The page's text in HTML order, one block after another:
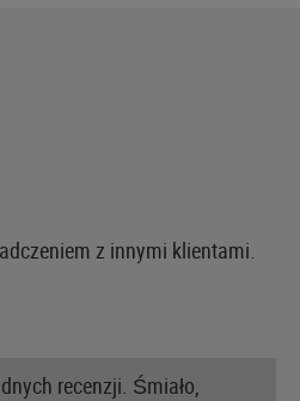
z innymi klientami.
recenzji. Śmiało,